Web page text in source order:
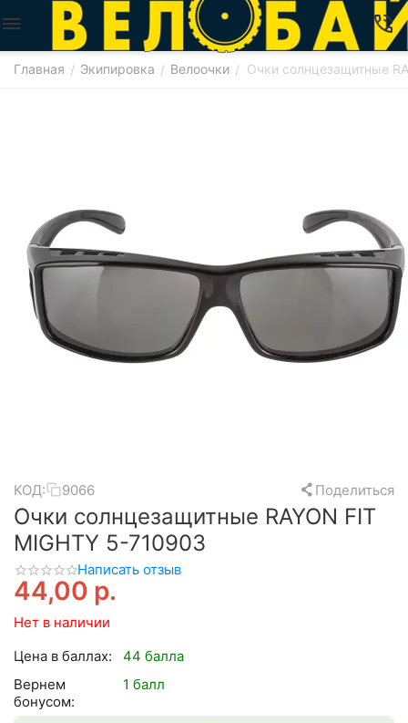
Главная / Экипировка / Велоочки / Очки солнцезащитные
КОД: 9066 Поделиться
Очки солнцезащитные RAYON FIT
MIGHTY 5-710903
Написать отзыв
44,00 р.
Нет в наличии
Цена в баллах:
44 балла
Вернем
бонусом:
1 балл